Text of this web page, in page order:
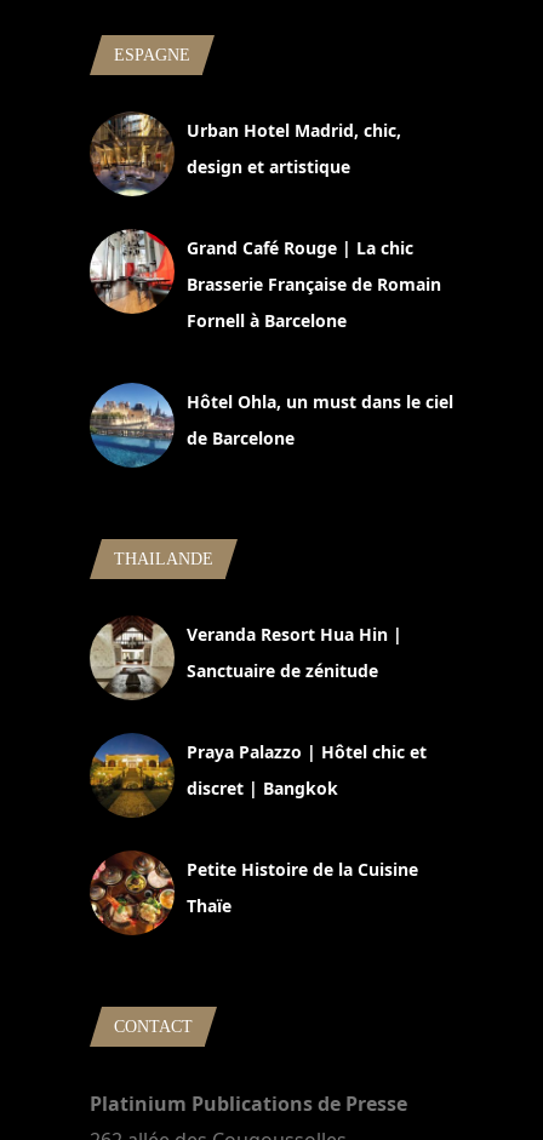
ESPAGNE
Urban Hotel Madrid, chic,
design et artistique
Grand Café Rouge | La chic
Brasserie Française de Romain
Fornell à Barcelone
Hôtel Ohla, un must dans le ciel
de Barcelone
THAILANDE
Veranda Resort Hua Hin |
Sanctuaire de zénitude
Praya Palazzo | Hôtel chic et
discret | Bangkok
Petite Histoire de la Cuisine
Thaïe
CONTACT
Platinium Publications de Presse